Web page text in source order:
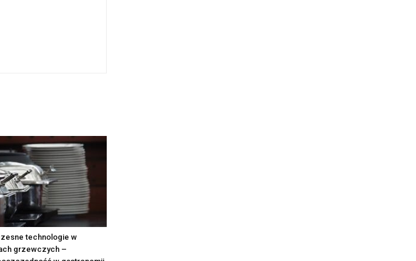
technologie w
grzewczych –